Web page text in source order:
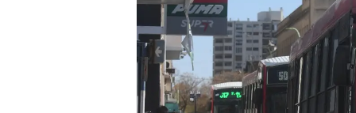
Arte y cultura
Economía y campo